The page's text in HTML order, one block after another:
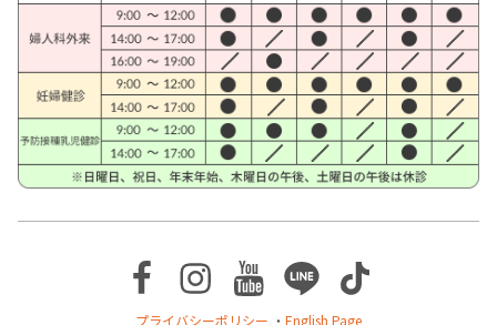
Facebook
Instagram
Youtube
LineTikTok
プライバシーポリシー ・ English Page